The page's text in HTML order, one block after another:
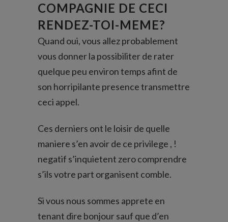
COMPAGNIE DE CECI
RENDEZ-TOI-MEME?
Quand oui, vous allez probablement
vous donner la possibiliter de rater
quelque peu environ temps afint de
son horripilante presence transmettre
ceci appel.
Ces derniers ont le loisir de quelle
maniere s’en avoir de ce privilege , !
negatif s’inquietent zero comprendre
s’ils votre part organisent comble.
Si vous nous sommes apprete en
tenant dire bonjour sauf que d’en